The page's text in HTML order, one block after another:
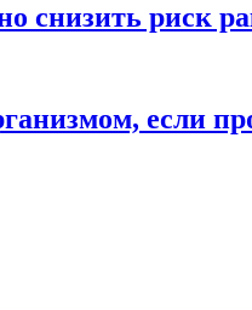
снизить риск
если